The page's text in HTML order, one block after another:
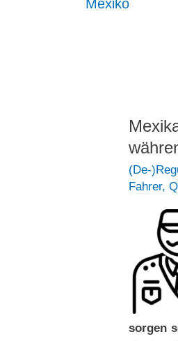
Mexiko
(De-
Fahrer,
sorgen